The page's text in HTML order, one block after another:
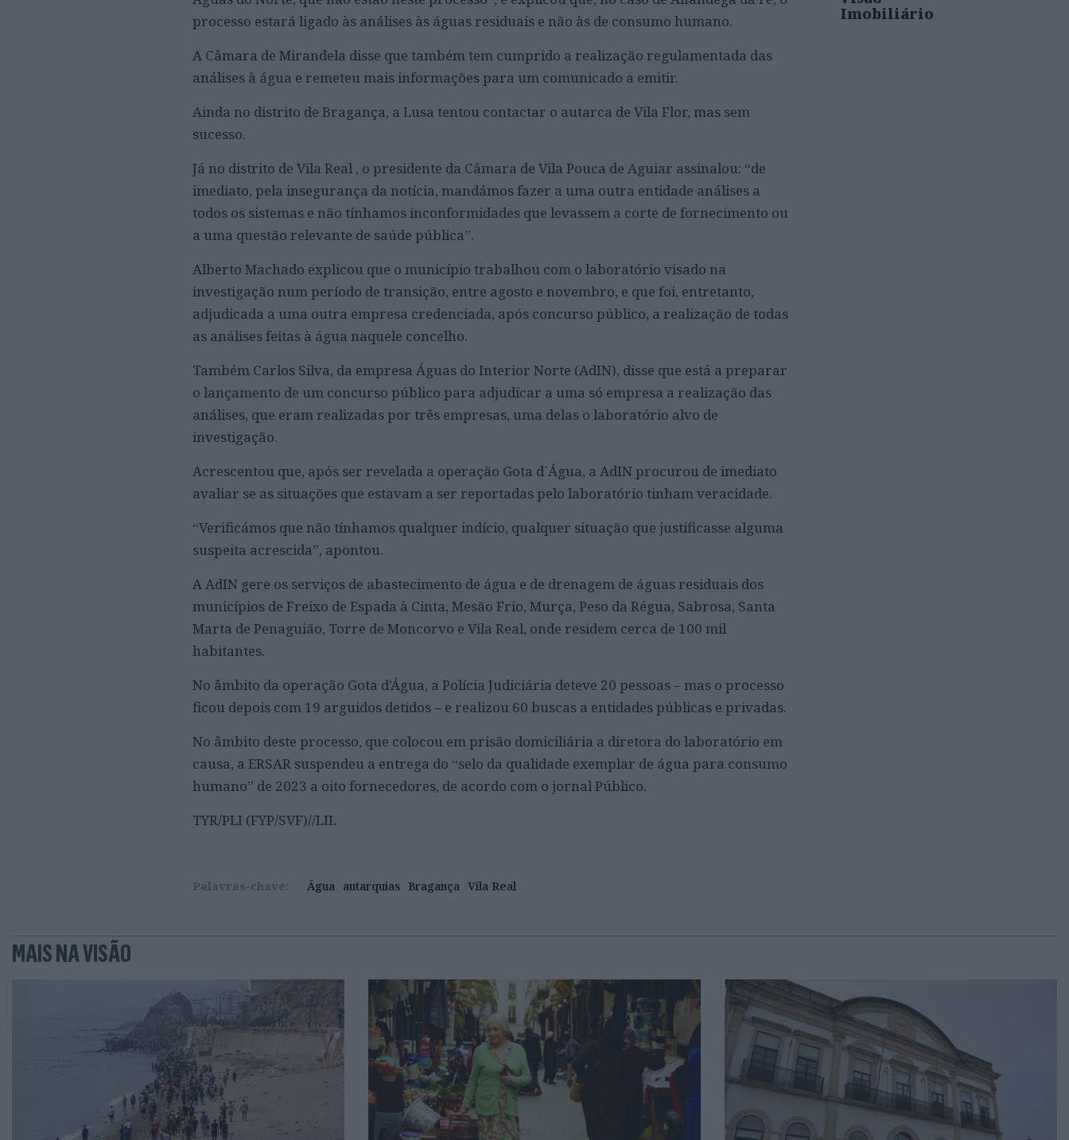
processo estará ligado às análises às águas residuais e não às de consumo humano.
A Câmara de Mirandela disse que também tem cumprido a realização regulamentada das
análises à água e remeteu mais informações para um comunicado a emitir.
Ainda no distrito de Bragança, a Lusa tentou contactar o autarca de Vila Flor, mas sem
sucesso.
Já no distrito de Vila Real , o presidente da Câmara de Vila Pouca de Aguiar assinalou: “de
imediato, pela insegurança da notícia, mandámos fazer a uma outra entidade análises a
todos os sistemas e não tínhamos inconformidades que levassem a corte de fornecimento ou
a uma questão relevante de saúde pública”.
Alberto Machado explicou que o município trabalhou com o laboratório visado na
investigação num período de transição, entre agosto e novembro, e que foi, entretanto,
adjudicada a uma outra empresa credenciada, após concurso público, a realização de todas
as análises feitas à água naquele concelho.
Também Carlos Silva, da empresa Águas do Interior Norte (AdIN), disse que está a preparar
o lançamento de um concurso público para adjudicar a uma só empresa a realização das
análises, que eram realizadas por três empresas, uma delas o laboratório alvo de
investigação.
Acrescentou que, após ser revelada a operação Gota d´Água, a AdIN procurou de imediato
avaliar se as situações que estavam a ser reportadas pelo laboratório tinham veracidade.
“Verificámos que não tínhamos qualquer indício, qualquer situação que justificasse alguma
suspeita acrescida”, apontou.
A AdIN gere os serviços de abastecimento de água e de drenagem de águas residuais dos
municípios de Freixo de Espada à Cinta, Mesão Frio, Murça, Peso da Régua, Sabrosa, Santa
Marta de Penaguião, Torre de Moncorvo e Vila Real, onde residem cerca de 100 mil
habitantes.
No âmbito da operação Gota d’Água, a Polícia Judiciária deteve 20 pessoas – mas o processo
ficou depois com 19 arguidos detidos – e realizou 60 buscas a entidades públicas e privadas.
No âmbito deste processo, que colocou em prisão domiciliária a diretora do laboratório em
causa, a ERSAR suspendeu a entrega do “selo da qualidade exemplar de água para consumo
humano” de 2023 a oito fornecedores, de acordo com o jornal Público.
TYR/PLI (FYP/SVF)//LIL
Palavras-chave: Água autarquias Bragança Vila Real
Imobiliário
MAIS NA VISÃO